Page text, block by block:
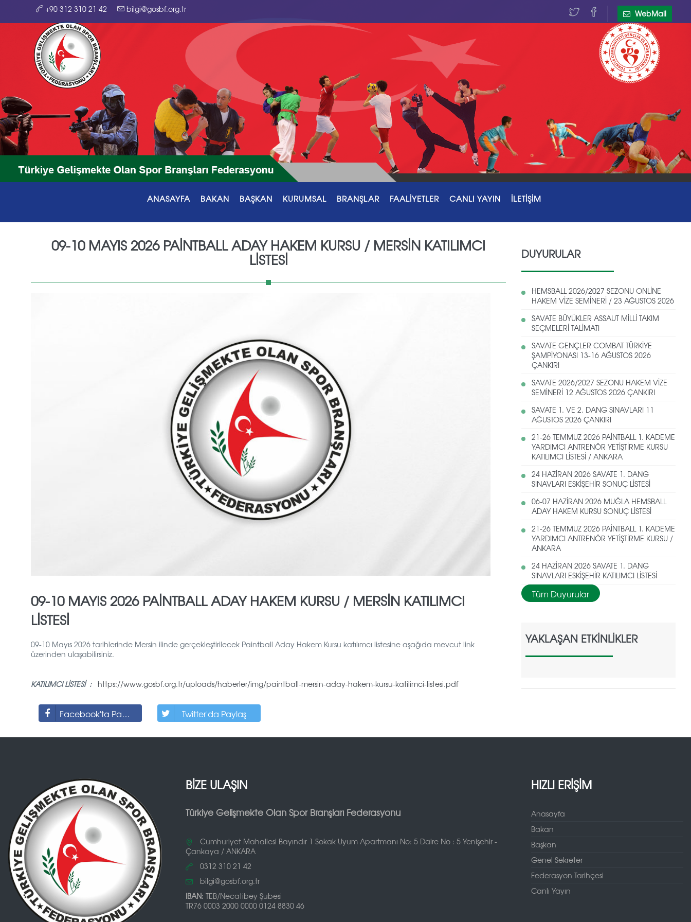
+90 312 310 21 42 bilgi@gosbf.org.tr WebMail
ANASAYFA BAKAN BAŞKAN KURUMSAL BRANŞLAR FAALİYETLER CANLI YAYIN İLETİŞİM
DUYURULAR
HEMSBALL 2026/2027 SEZONU ONLİNE
HAKEM VİZE SEMİNERİ / 23 AĞUSTOS 2026
SAVATE BÜYÜKLER ASSAUT MİLLİ TAKIM
SEÇMELERİ TALİMATI
SAVATE GENÇLER COMBAT TÜRKİYE
ŞAMPİYONASI 13-16 AĞUSTOS 2026
ÇANKIRI
SAVATE 2026/2027 SEZONU HAKEM VİZE
SEMİNERİ 12 AĞUSTOS 2026 ÇANKIRI
SAVATE 1. VE 2. DANG SINAVLARI 11
AĞUSTOS 2026 ÇANKIRI
21-26 TEMMUZ 2026 PAİNTBALL 1. KADEME
YARDIMCI ANTRENÖR YETİŞTİRME KURSU
KATILIMCI LİSTESİ / ANKARA
24 HAZİRAN 2026 SAVATE 1. DANG
SINAVLARI ESKİŞEHİR SONUÇ LİSTESİ
06-07 HAZİRAN 2026 MUĞLA HEMSBALL
ADAY HAKEM KURSU SONUÇ LİSTESİ
21-26 TEMMUZ 2026 PAİNTBALL 1. KADEME
YARDIMCI ANTRENÖR YETİŞTİRME KURSU /
ANKARA
24 HAZİRAN 2026 SAVATE 1. DANG
SINAVLARI ESKİŞEHİR KATILIMCI LİSTESİ
Tüm Duyurular
YAKLAŞAN ETKİNLİKLER
09-10 MAYIS 2026 PAİNTBALL ADAY HAKEM KURSU / MERSİN KATILIMCI
LİSTESİ
09-10 MAYIS 2026 PAİNTBALL ADAY HAKEM KURSU / MERSİN KATILIMCI
LİSTESİ
09-10 Mayıs 2026 tarihlerinde Mersin ilinde gerçekleştirilecek Paintball Aday Hakem Kursu katılımcı listesine aşağıda mevcut link
üzerinden ulaşabilirsiniz.
KATILIMCI LİSTESİ : https://www.gosbf.org.tr/uploads/haberler/img/paintball-mersin-aday-hakem-kursu-katilimci-listesi.pdf
Facebook'ta Paylaş Twitter'da Paylaş
BİZE ULAŞIN
Türkiye Gelişmekte Olan Spor Branşları Federasyonu
Cumhuriyet Mahallesi Bayındır 1 Sokak Uyum Apartmanı No: 5 Daire No : 5 Yenişehir -
Çankaya / ANKARA
0312 310 21 42
bilgi@gosbf.org.tr
IBAN: TEB/Necatibey Şubesi
TR76 0003 2000 0000 0124 8830 46
HIZLI ERİŞİM
Anasayfa
Bakan
Başkan
Genel Sekreter
Federasyon Tarihçesi
Canlı Yayın